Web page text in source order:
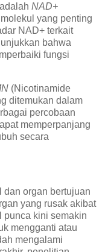
NAD+
yang penting
NAD+ terkait
bahwa
fungsi
(Nicotinamide
ditemukan dalam
percobaan
memperpanjang
secara
dan organ bertujuan
yang rusak akibat
punca kini semakin
mengganti atau
mengalami